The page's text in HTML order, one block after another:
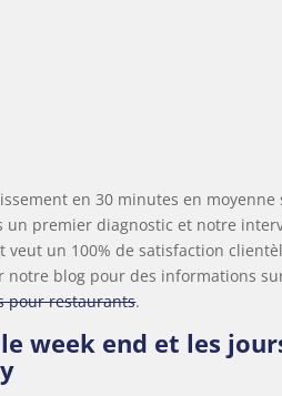
en 30 minutes en moyenne
premier diagnostic et notre
veut un 100% de satisfaction
notre blog pour des informations
pour restaurants.
week end et les